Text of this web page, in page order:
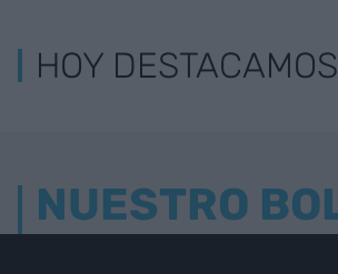
HOY DESTACAMOS
NUESTRO